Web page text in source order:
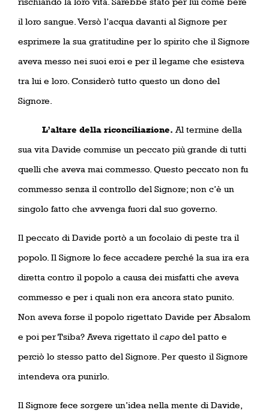
il loro sangue. Versò l’acqua davanti al Signore per
esprimere la sua gratitudine per lo spirito che il Signore
aveva messo nei suoi eroi e per il legame che esisteva
tra lui e loro. Considerò tutto questo un dono del
Signore.
L’altare della riconciliazione. Al termine della
sua vita Davide commise un peccato più grande di tutti
quelli che aveva mai commesso. Questo peccato non fu
commesso senza il controllo del Signore; non c’è un
singolo fatto che avvenga fuori dal suo governo.
Il peccato di Davide portò a un focolaio di peste tra il
popolo. Il Signore lo fece accadere perché la sua ira era
diretta contro il popolo a causa dei misfatti che aveva
commesso e per i quali non era ancora stato punito.
Non aveva forse il popolo rigettato Davide per Absalom
e poi per Tsiba? Aveva rigettato il capo del patto e
perciò lo stesso patto del Signore. Per questo il Signore
intendeva ora punirlo.
Il Signore fece sorgere un’idea nella mente di Davide,